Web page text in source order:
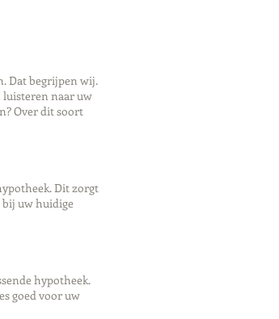
Dat begrijpen wij.
luisteren naar uw
Over dit soort
Dit zorgt
bij uw huidige
hypotheek.
goed voor uw